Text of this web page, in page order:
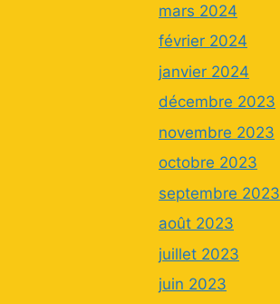
mars 2024
février 2024
janvier 2024
décembre 2023
novembre 2023
octobre 2023
septembre 2023
août 2023
juillet 2023
juin 2023